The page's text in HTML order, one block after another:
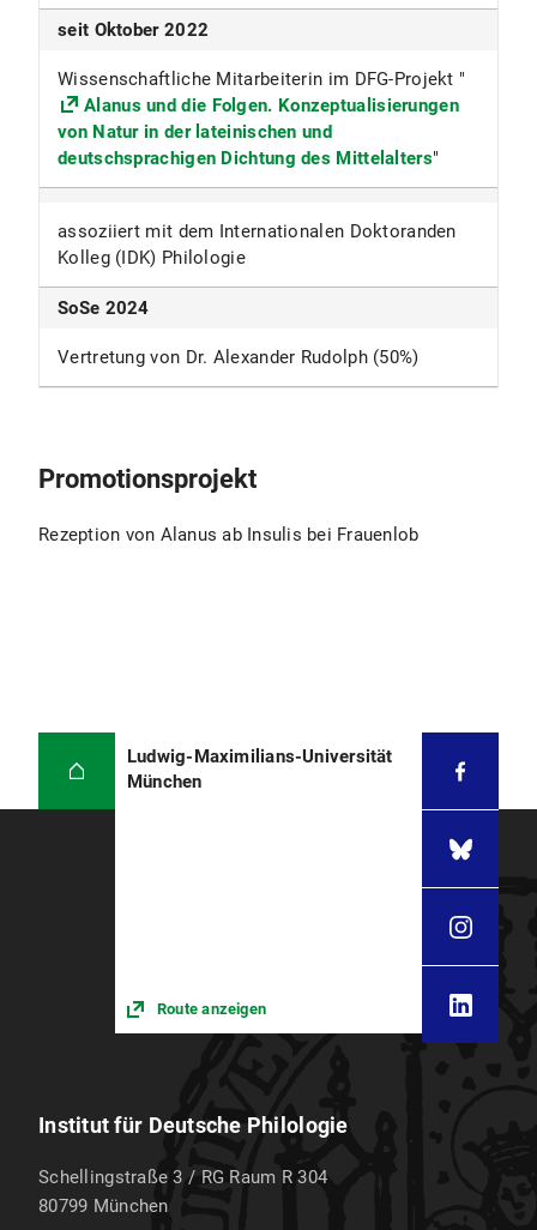
seit Oktober 2022
Wissenschaftliche Mitarbeiterin im DFG-Projekt "
Alanus und die Folgen. Konzeptualisierungen
von Natur in der lateinischen und
deutschsprachigen Dichtung des Mittelalters"
assoziiert mit dem Internationalen Doktoranden
Kolleg (IDK) Philologie
SoSe 2024
Vertretung von Dr. Alexander Rudolph (50%)
Promotionsprojekt
Rezeption von Alanus ab Insulis bei Frauenlob
Ludwig-Maximilians-Universität
München
Route anzeigen
Institut für Deutsche Philologie
Schellingstraße 3 / RG Raum R 304
80799 München